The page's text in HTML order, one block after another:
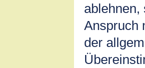
ablehnen,
Anspruch
der